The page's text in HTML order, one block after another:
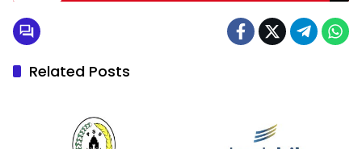
Related Posts